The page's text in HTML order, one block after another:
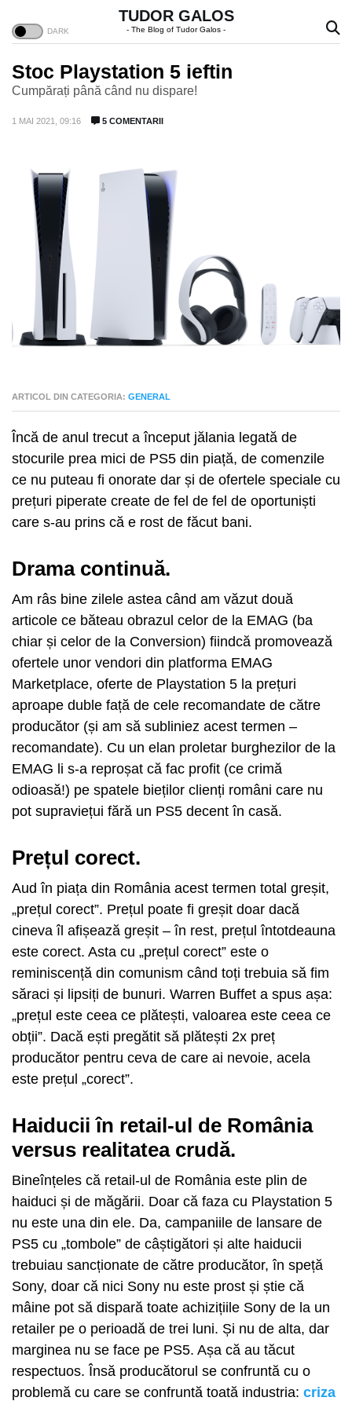
TUDOR GALOS
- The Blog of Tudor Galos -
Stoc Playstation 5 ieftin
Cumpărați până când nu dispare!
1 MAI 2021, 09:16 5 COMENTARII
ARTICOL DIN CATEGORIA: GENERAL
Încă de anul trecut a început jălania legată de
stocurile prea mici de PS5 din piață, de comenzile
ce nu puteau fi onorate dar și de ofertele speciale cu
prețuri piperate create de fel de fel de oportuniști
care s-au prins că e rost de făcut bani.
Drama continuă.
Am râs bine zilele astea când am văzut două
articole ce băteau obrazul celor de la EMAG (ba
chiar și celor de la Conversion) fiindcă promovează
ofertele unor vendori din platforma EMAG
Marketplace, oferte de Playstation 5 la prețuri
aproape duble față de cele recomandate de către
producător (și am să subliniez acest termen –
recomandate). Cu un elan proletar burghezilor de la
EMAG li s-a reproșat că fac profit (ce crimă
odioasă!) pe spatele bieților clienți români care nu
pot supraviețui fără un PS5 decent în casă.
Prețul corect.
Aud în piața din România acest termen total greșit,
„prețul corect”. Prețul poate fi greșit doar dacă
cineva îl afișează greșit – în rest, prețul întotdeauna
este corect. Asta cu „prețul corect” este o
reminiscență din comunism când toți trebuia să fim
săraci și lipsiți de bunuri. Warren Buffet a spus așa:
„prețul este ceea ce plătești, valoarea este ceea ce
obții”. Dacă ești pregătit să plătești 2x preț
producător pentru ceva de care ai nevoie, acela
este prețul „corect”.
Haiducii în retail-ul de România
versus realitatea crudă.
Bineînțeles că retail-ul de România este plin de
haiduci și de măgării. Doar că faza cu Playstation 5
nu este una din ele. Da, campaniile de lansare de
PS5 cu „tombole” de câștigători și alte haiducii
trebuiau sancționate de către producător, în speță
Sony, doar că nici Sony nu este prost și știe că
mâine pot să dispară toate achizițiile Sony de la un
retailer pe o perioadă de trei luni. Și nu de alta, dar
marginea nu se face pe PS5. Așa că au tăcut
respectuos. Însă producătorul se confruntă cu o
problemă cu care se confruntă toată industria: criza